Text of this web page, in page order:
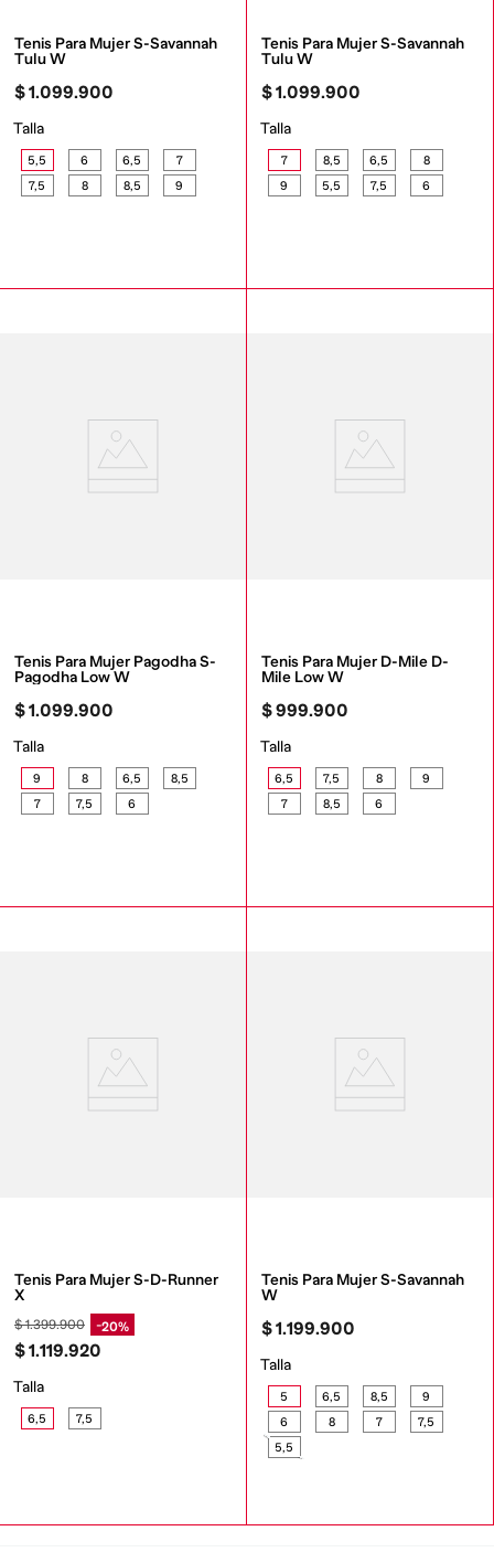
Tenis Para Mujer S-Savannah
Tulu W
$1.099.900
Talla
5,5 6 6,5
7
7,5
8 8,5 9
Tenis Para Mujer S-Savannah
Tulu W
$1.099.900
Talla
7 8,5 6,5
8
9
5,5 7,5 6
Tenis Para Mujer Pagodha S-
Pagodha Low W
$1.099.900
Talla
9 8 6,5
8,5
7
7,5 6
Tenis Para Mujer D-Mile D-
Mile Low W
$999.900
Talla
6,5 7,5 8
9
7
8,5 6
Tenis Para Mujer S-D-Runner
X
$1.399.900 20%
$1.119.920
Talla
6,5 7,5
Tenis Para Mujer S-Savannah
W
$1.199.900
Talla
5 6,5 8,5
9
6
8 7
7,5
5,5